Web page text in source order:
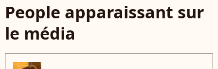
People apparaissant sur
le média